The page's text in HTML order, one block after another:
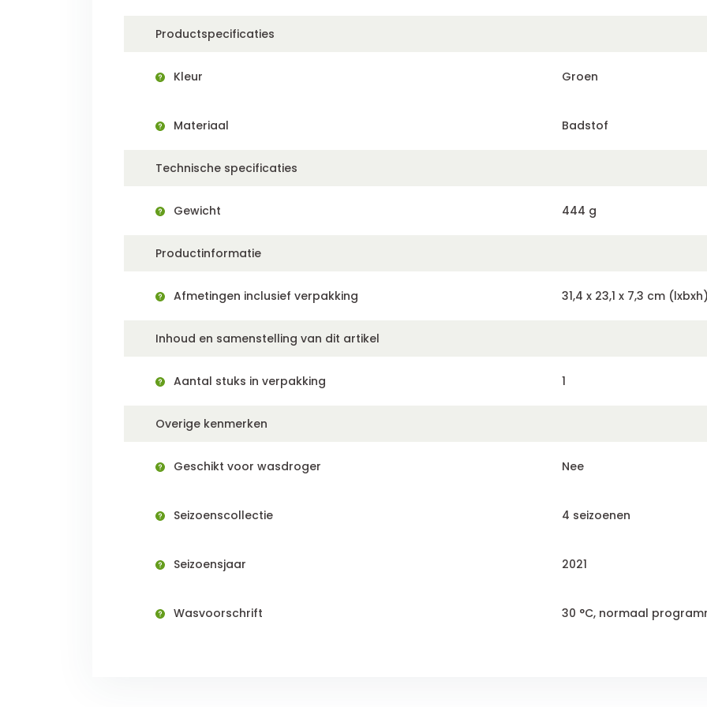
Productspecificaties
Kleur Groen
Materiaal Badstof
Technische specificaties
Gewicht 444 g
Productinformatie
Afmetingen inclusief verpakking 31,4 x 23,1 x 7,3 cm
Inhoud en samenstelling van dit artikel
Aantal stuks in verpakking 1
Overige kenmerken
Geschikt voor wasdroger Nee
Seizoenscollectie 4 seizoenen
Seizoensjaar 2021
Wasvoorschrift 30 °C, normaal